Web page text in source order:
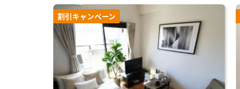
割引キャンペーン